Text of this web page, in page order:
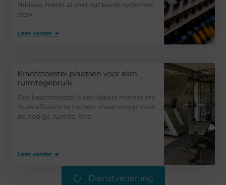
Niklaas, merkt al snel dat beide systemen
sterk
Lees verder ➜
Krachttoestel plaatsen voor slim
ruimtegebruik
Een krachttoestel is een ideale manier om
thuis efficiënt te trainen, maar vraagt vaak
de nodige ruimte. Wie
Lees verder ➜
Dienstverlening